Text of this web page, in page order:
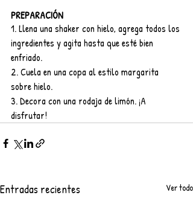
PREPARACIÓN
1. Llena una shaker con hielo, agrega todos los
ingredientes y agita hasta que esté bien
enfriado.
2. Cuela en una copa al estilo margarita
sobre hielo.
3. Decora con una rodaja de limón. ¡A
disfrutar!
Entradas recientes Ver todo